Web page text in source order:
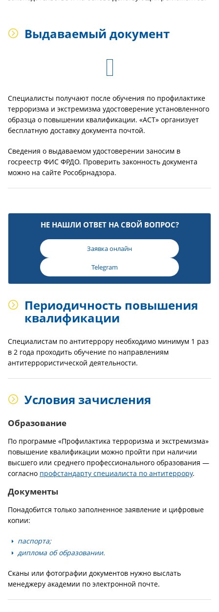
Выдаваемый документ
Специалисты получают после обучения по профилактике
терроризма и экстремизма удостоверение установленного
образца о повышении квалификации. «АСТ» организует
бесплатную доставку документа почтой.
Сведения о выдаваемом удостоверении заносим в
госреестр ФИС ФРДО. Проверить законность документа
можно на сайте Рособрнадзора.
НЕ НАШЛИ ОТВЕТ НА СВОЙ ВОПРОС?
Заявка онлайн
Telegram
Периодичность повышения
квалификации
Специалистам по антитеррору необходимо минимум 1 раз
в 2 года проходить обучение по направлениям
антитеррористической деятельности.
Условия зачисления
Образование
По программе «Профилактика терроризма и экстремизма»
повышение квалификации можно пройти при наличии
высшего или среднего профессионального образования —
согласно профстандарту специалиста по антитеррору.
Документы
Понадобится только заполненное заявление и цифровые
копии:
паспорта;
диплома об образовании.
Сканы или фотографии документов нужно выслать
менеджеру академии по электронной почте.